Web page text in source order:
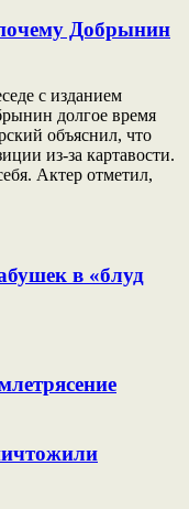
Добрынин
с изданием
долгое время
объяснил, что
из-за картавости.
Актер отметил,
в «блуд